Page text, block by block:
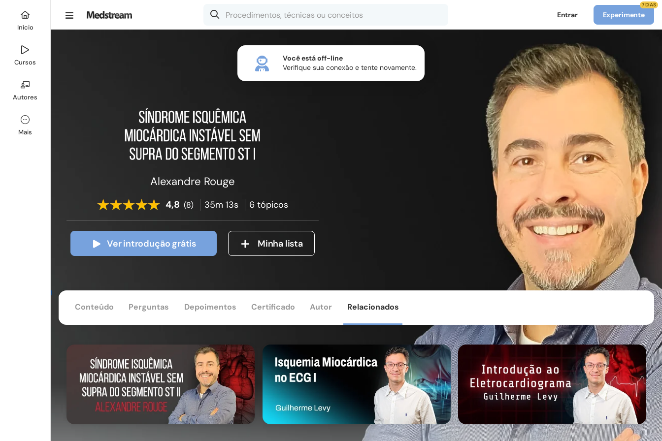
Início
Cursos
Autores
Mais
Entrar Experimente
7 DIAS
Alexandre Rouge
4,8 (8) 35m 13s 6 tópicos
Ver introdução grátis Minha lista
Conteúdo Perguntas Depoimentos Certificado Autor Relacionados
Você está off-line
Verifique sua conexão e tente novamente.